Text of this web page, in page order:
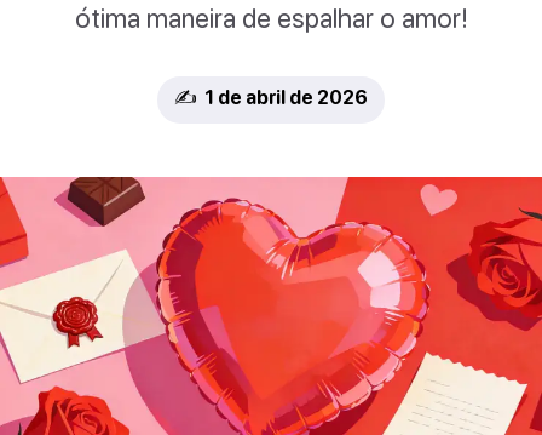
ótima maneira de espalhar o amor!
✍️ 1 de abril de 2026